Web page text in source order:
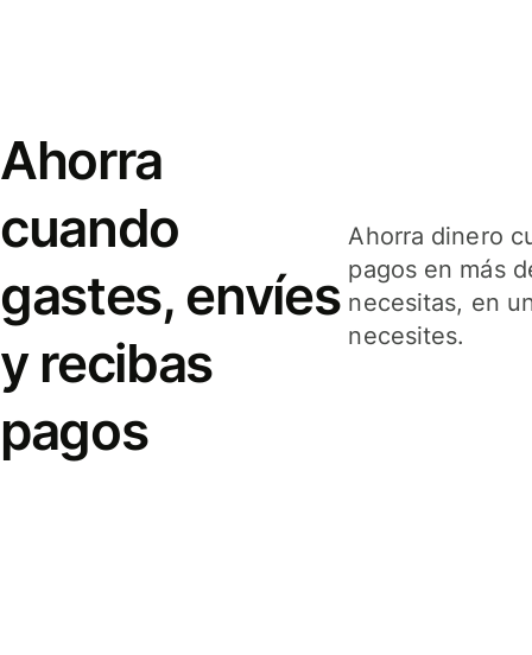
Ahorra
cuando
gastes, envíes
y recibas
pagos
Ahorra dinero
pagos en más
necesitas, en
necesites.